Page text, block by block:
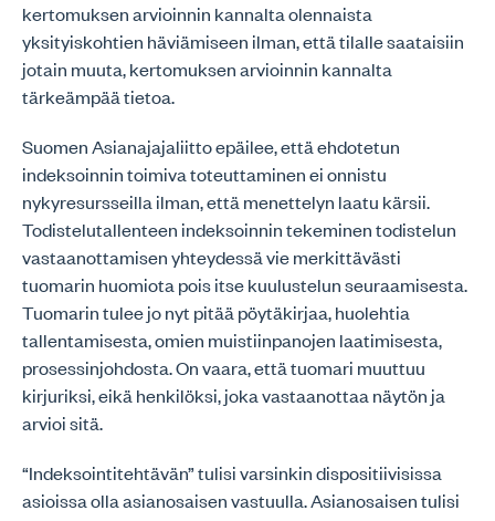
kertomuksen arvioinnin kannalta olennaista
yksityiskohtien häviämiseen ilman, että tilalle saataisiin
jotain muuta, kertomuksen arvioinnin kannalta
tärkeämpää tietoa.
Suomen Asianajajaliitto epäilee, että ehdotetun
indeksoinnin toimiva toteuttaminen ei onnistu
nykyresursseilla ilman, että menettelyn laatu kärsii.
Todistelutallenteen indeksoinnin tekeminen todistelun
vastaanottamisen yhteydessä vie merkittävästi
tuomarin huomiota pois itse kuulustelun seuraamisesta.
Tuomarin tulee jo nyt pitää pöytäkirjaa, huolehtia
tallentamisesta, omien muistiinpanojen laatimisesta,
prosessinjohdosta. On vaara, että tuomari muuttuu
kirjuriksi, eikä henkilöksi, joka vastaanottaa näytön ja
arvioi sitä.
“Indeksointitehtävän” tulisi varsinkin dispositiivisissa
asioissa olla asianosaisen vastuulla. Asianosaisen tulisi